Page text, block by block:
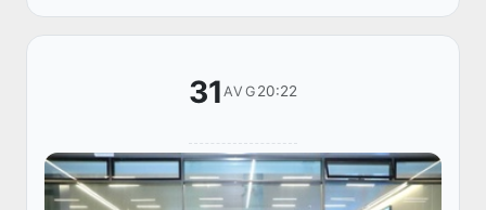
xalq...
31 AVG 20:22